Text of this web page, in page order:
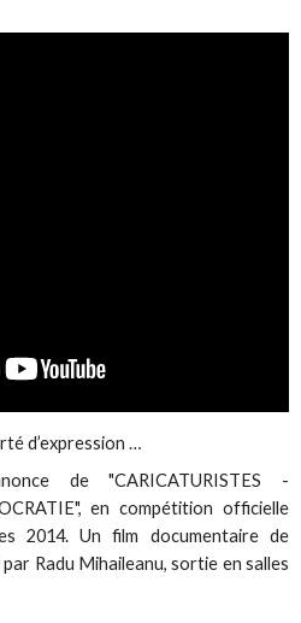
d’expression …
de "CARICATURISTES -
en compétition officielle
2014. Un film documentaire de
Radu Mihaileanu, sortie en salles